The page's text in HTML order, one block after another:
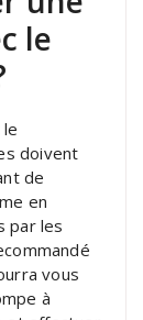
le
doivent
de
en
par les
vous
à